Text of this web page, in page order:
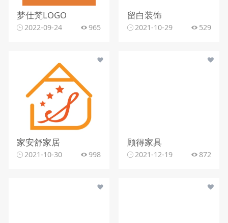
梦仕梵LOGO
2022-09-24 965
留白装饰
2021-10-29 529
家安舒家居
2021-10-30 998
顾得家具
2021-12-19 872